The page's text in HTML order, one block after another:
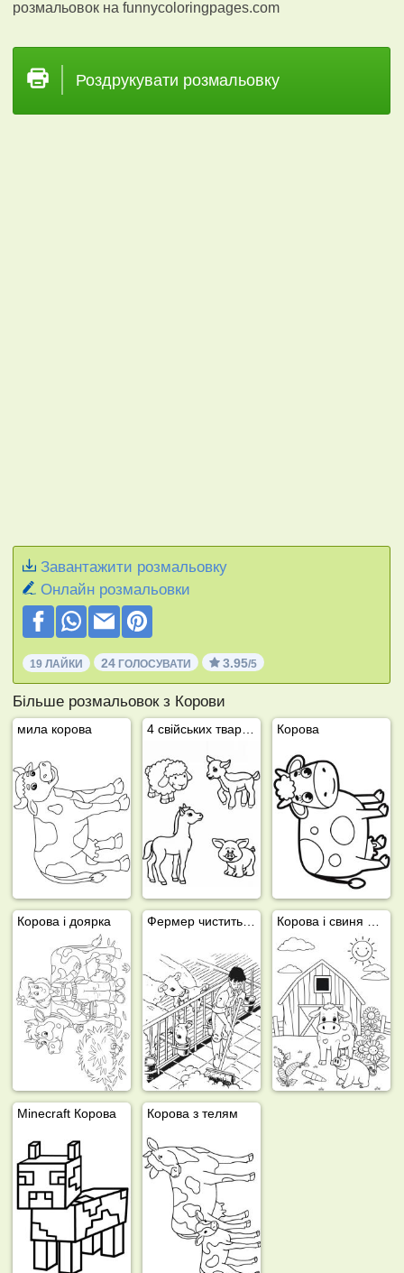
розмальовок на funnycoloringpages.com
Роздрукувати розмальовку
Завантажити розмальовку
Онлайн розмальовки
19 ЛАЙКИ 24 ГОЛОСУВАТИ 3.95/5
Більше розмальовок з Корови
мила корова Корова
Корова і доярка
Minecraft Корова Корова з телям